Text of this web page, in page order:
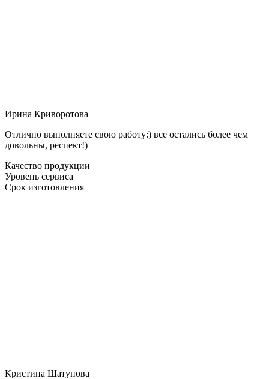
Ирина Криворотова
Отлично выполняете свою работу:) все остались более чем
довольны, респект!)
Качество продукции
Уровень сервиса
Срок изготовления
Кристина Шатунова